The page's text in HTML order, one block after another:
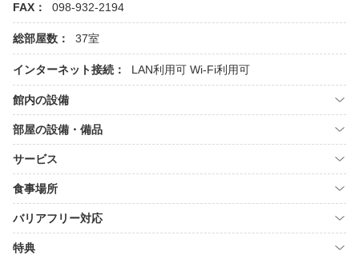
FAX：
098-932-2194
総部屋数： 37室
インターネット接続： LAN利用可 Wi-Fi利用可
館内の設備
部屋の設備・備品
サービス
食事場所
バリアフリー対応
特典